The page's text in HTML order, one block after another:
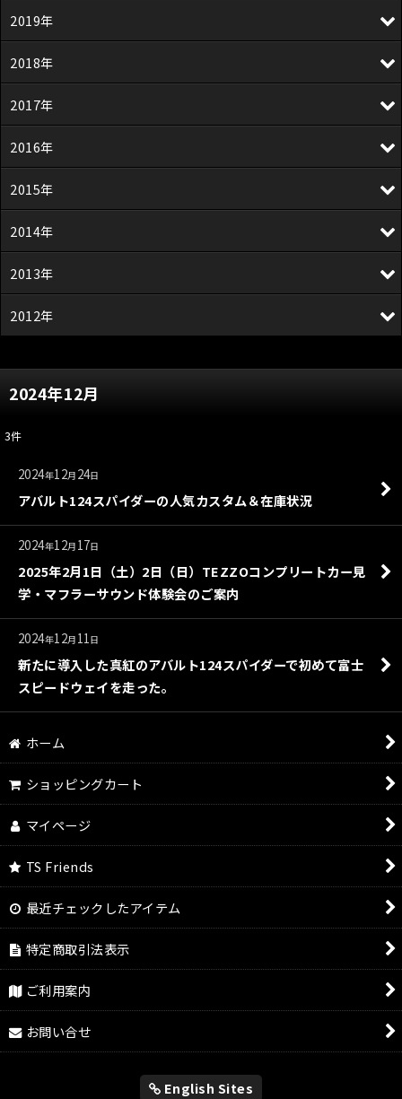
2024年12月
3件
2024年12月 24日
アバルト124スパイダーの人気カスタム＆在庫状況
2024年12月 17日
2025年2月1日（土）2日（日）TEZZOコンプリートカー見
学・マフラーサウンド体験会のご案内
2024年12月 11日
新たに導入した真紅のアバルト124スパイダーで初めて富士
スピードウェイを走った。
2019年
2018年
2017年
2016年
2015年
2014年
2013年
2012年
ホーム
ショッピングカート
マイページ
TS Friends
最近チェックしたアイテム
特定商取引法表示
ご利用案内
お問い合せ
English Sites